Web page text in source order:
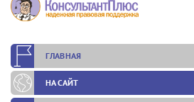
ГЛАВНАЯ
НА САЙТ